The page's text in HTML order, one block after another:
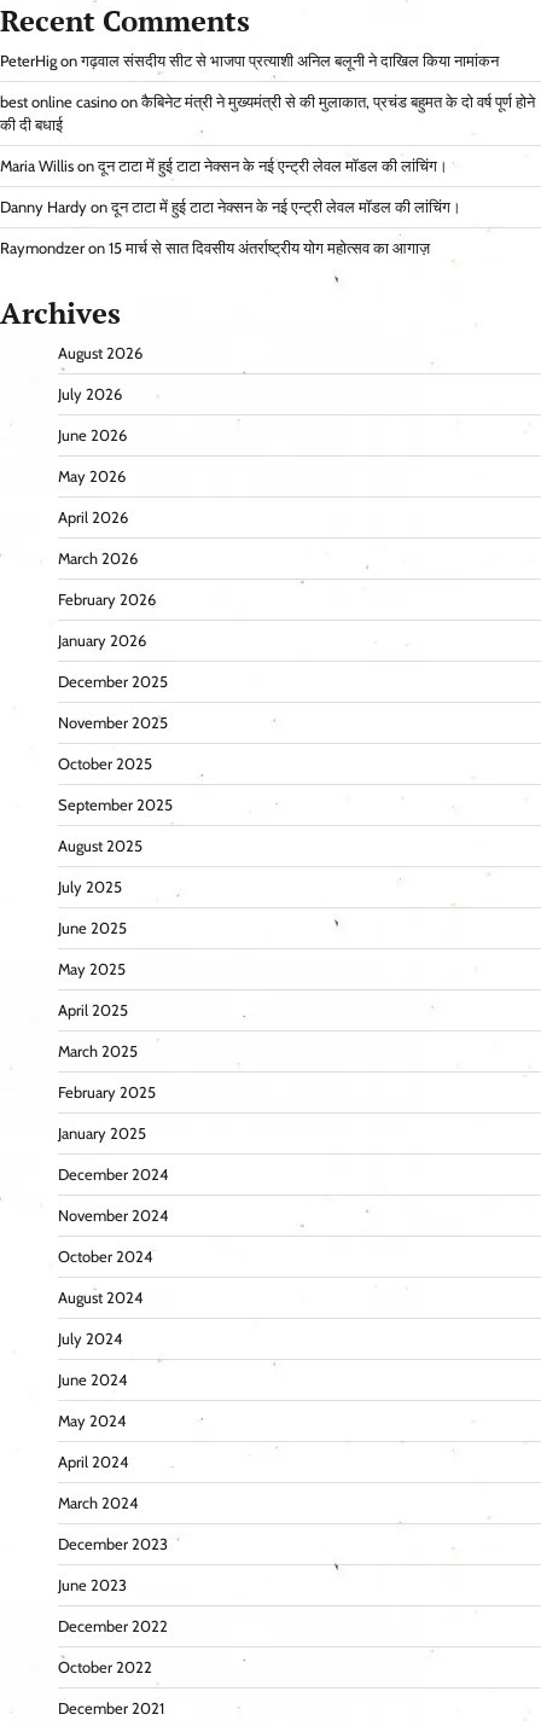
Recent Comments
PeterHig onगढ़वाल संसदीय सीट से भाजपा प्रत्याशी अनिल बलूनी ने दाखिल किया नामांकन
best online casino onकैबिनेट मंत्री ने मुख्यमंत्री से की मुलाकात, प्रचंड बहुमत के दो वर्ष पूर्ण होने
की दी बधाई
Maria Willis onदून टाटा में हुई टाटा नेक्सन के नई एन्ट्री लेवल मॉडल की लांचिंग।
Danny Hardy onदून टाटा में हुई टाटा नेक्सन के नई एन्ट्री लेवल मॉडल की लांचिंग।
Raymondzer on 15 मार्च से सात दिवसीय अंतर्राष्ट्रीय योग महोत्सव का आगाज़
Archives
August 2026
July 2026
June 2026
May 2026
April 2026
March 2026
February 2026
January 2026
December 2025
November 2025
October 2025
September 2025
August 2025
July 2025
June 2025
May 2025
April 2025
March 2025
February 2025
January 2025
December 2024
November 2024
October 2024
August 2024
July 2024
June 2024
May 2024
April 2024
March 2024
December 2023
June 2023
December 2022
October 2022
December 2021